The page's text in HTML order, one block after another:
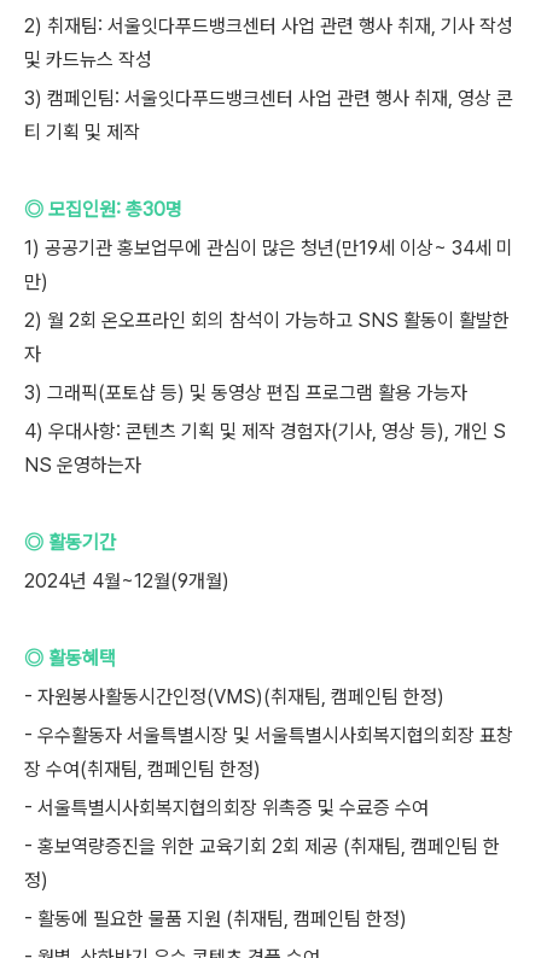
2) 취재팀: 서울잇다푸드뱅크센터 사업 관련 행사 취재, 기사 작성
및 카드뉴스 작성
3) 캠페인팀: 서울잇다푸드뱅크센터 사업 관련 행사 취재, 영상 콘
티 기획 및 제작
◎ 모집인원: 총30명
1) 공공기관 홍보업무에 관심이 많은 청년(만19세 이상~ 34세 미
만)
2) 월 2회 온오프라인 회의 참석이 가능하고 SNS 활동이 활발한
자
3) 그래픽(포토샵 등) 및 동영상 편집 프로그램 활용 가능자
4) 우대사항: 콘텐츠 기획 및 제작 경험자(기사, 영상 등), 개인 S
NS 운영하는자
◎ 활동기간
2024년 4월~12월(9개월)
◎ 활동혜택
- 자원봉사활동시간인정(VMS)(취재팀, 캠페인팀 한정)
- 우수활동자 서울특별시장 및 서울특별시사회복지협의회장 표창
장 수여(취재팀, 캠페인팀 한정)
- 서울특별시사회복지협의회장 위촉증 및 수료증 수여
- 홍보역량증진을 위한 교육기회 2회 제공 (취재팀, 캠페인팀 한
정)
- 활동에 필요한 물품 지원 (취재팀, 캠페인팀 한정)